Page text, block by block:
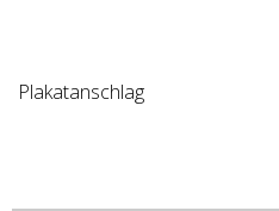
Plakatanschlag